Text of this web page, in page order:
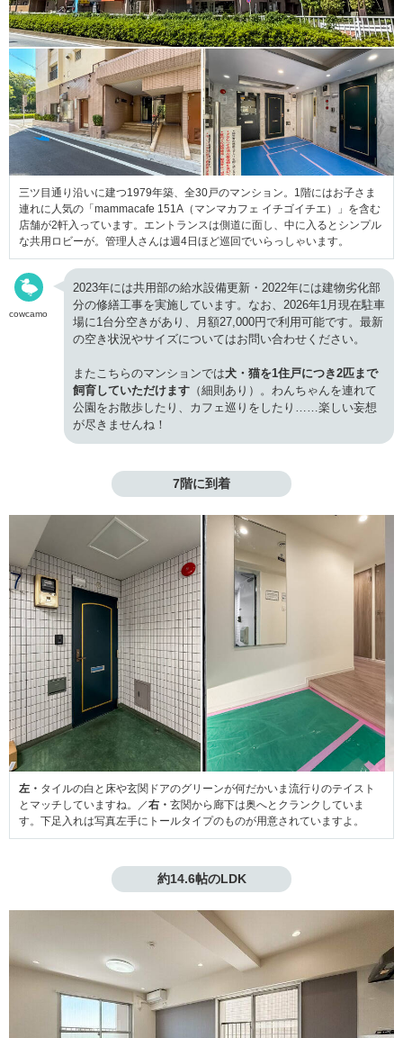
三ツ目通り沿いに建つ1979年築、全30戸のマンション。1階にはお子さま
連れに人気の「mammacafe 151A（マンマカフェ イチゴイチエ）」を含む
店舗が2軒入っています。エントランスは側道に面し、中に入るとシンプル
な共用ロビーが。管理人さんは週4日ほど巡回でいらっしゃいます。
cowcamo
2023年には共用部の給水設備更新・2022年には建物劣化部
分の修繕工事を実施しています。なお、2026年1月現在駐車
場に1台分空きがあり、月額27,000円で利用可能です。最新
の空き状況やサイズについてはお問い合わせください。
またこちらのマンションでは犬・猫を1住戸につき2匹まで
飼育していただけます （細則あり）。わんちゃんを連れて
公園をお散歩したり、カフェ巡りをしたり……楽しい妄想
が尽きませんね！
7階に到着
左・ タイルの白と床や玄関ドアのグリーンが何だかいま流行りのテイスト
とマッチしていますね。／右・ 玄関から廊下は奥へとクランクしていま
す。下足入れは写真左手にトールタイプのものが用意されていますよ。
約14.6帖のLDK